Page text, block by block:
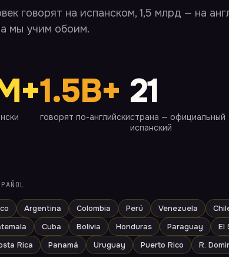
говорят на испанском, 1,5 млрд — на
мы учим обоим.
1.5B+
говорят по-английски
21
страна — официальный
испанский
Argentina Colombia Perú Venezuela
Cuba Bolivia Honduras Paraguay
El
Rica Panamá Uruguay Puerto Rico R.